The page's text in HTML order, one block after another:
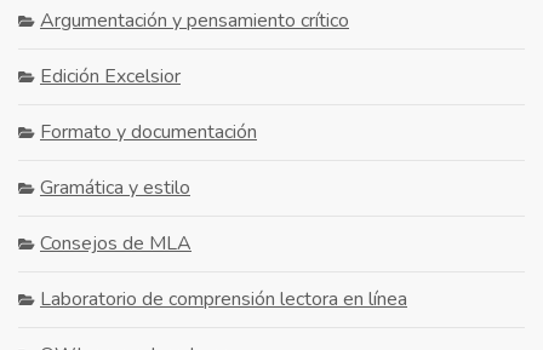
Argumentación y pensamiento crítico
Edición Excelsior
Formato y documentación
Gramática y estilo
Consejos de MLA
Laboratorio de comprensión lectora en línea